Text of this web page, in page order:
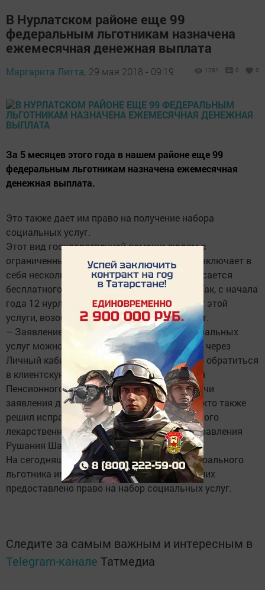
В Нурлатском районе еще 99
федеральным льготникам назначена
ежемесячная денежная выплата
Маргарита Литта, 29 мая 2018 - 09:19 1281 0 0
За 5 месяцев этого года в нашем районе еще 99
федеральным льготникам назначена ежемесячная
денежная выплата.
Это также дает им право на получение набора
социальных услуг.
Этот вид государственной помощи людям с
ограниченными возможностями здоровья включает в
себя несколько параметров. Один из них касается
бесплатного лекарственного обеспечения. Так, с начала
года 12 нурлатцев, прежде отказавшиеся от этой
услуги, возобновили свое право на соцпакет.
– Заявление о предоставлении набора социальных
услуг можно подать и в электронной форме через
Личный кабинет на сайте ПФР. Также можно обратиться
в клиентскую службу районного Управления
Пенсионного фонда, либо в МФЦ. Срок подачи
заявления до 1 октября, – напоминает тем, кто также
решил исправить ситуацию в пользу льготного
лекарственного обеспечения, начальник Управления
Рушания Шакирова.
На сегодняшний день в районе статус федерального
льготника имеет 6979 житель. Каждому из них
предоставлено право на набор социальных услуг.
Следите за самым важным и интересным в
Telegram-канале Татмедиа